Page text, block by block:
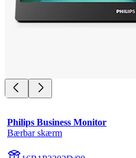
Philips Business Monitor
Bærbar skærm